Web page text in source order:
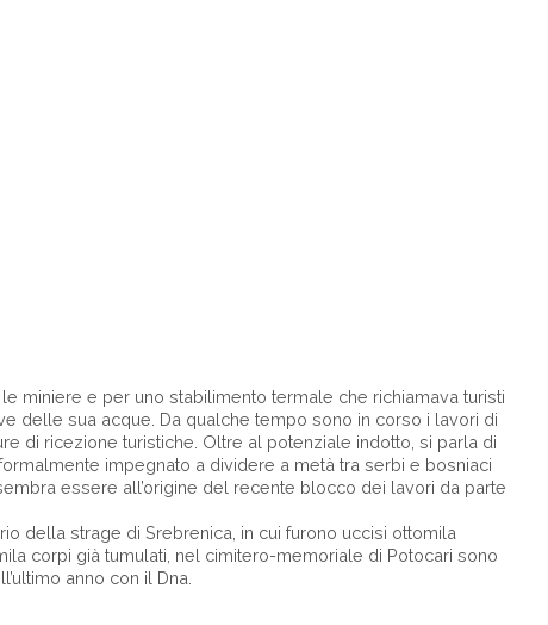
miniere e per uno stabilimento termale che richiamava turisti
delle sua acque. Da qualche tempo sono in corso i lavori di
di ricezione turistiche. Oltre al potenziale indotto, si parla di
impegnato a dividere a metà tra serbi e bosniaci
essere all’origine del recente blocco dei lavori da parte
della strage di Srebrenica, in cui furono uccisi ottomila
corpi già tumulati, nel cimitero-memoriale di Potocari sono
anno con il Dna.